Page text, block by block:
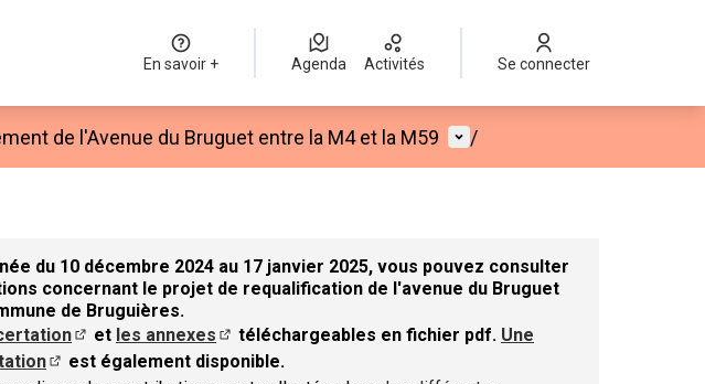
En savoir + Agenda Activités Se connecter
de l'Avenue du Bruguet entre la M4 et la M59 Menu utilisateur
/
du 10 décembre 2024 au 17 janvier 2025, vous pouvez consulter
concernant le projet de requalification de l'avenue du Bruguet
de Bruguières.
(S'ouvre dans un nouvel onglet)
et les annexes
(S'ouvre dans un nouvel onglet)
téléchargeables en fichier pdf. Une
(S'ouvre dans un nouvel onglet)
est également disponible.